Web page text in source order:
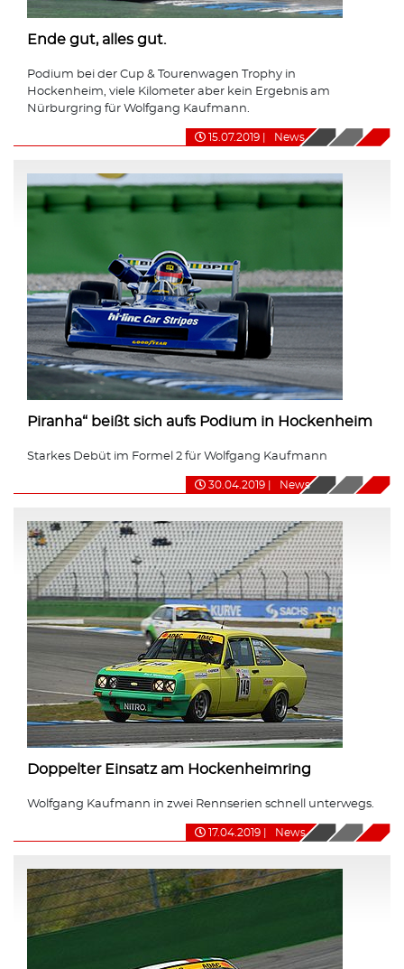
Ende gut, alles gut.
Podium bei der Cup & Tourenwagen Trophy in
Hockenheim, viele Kilometer aber kein Ergebnis am
Nürburgring für Wolfgang Kaufmann.
15.07.2019 News
Piranha“ beißt sich aufs Podium in Hockenheim
Starkes Debüt im Formel 2 für Wolfgang Kaufmann
30.04.2019 News
Doppelter Einsatz am Hockenheimring
Wolfgang Kaufmann in zwei Rennserien schnell unterwegs.
17.04.2019 News